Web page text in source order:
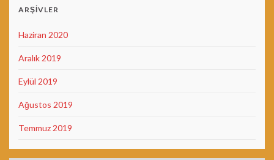
ARŞIVLER
Haziran 2020
Aralık 2019
Eylül 2019
Ağustos 2019
Temmuz 2019